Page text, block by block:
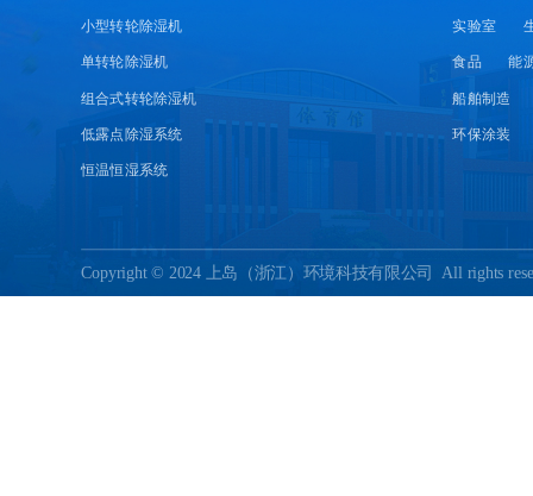
Copyright ©️ 2024 上岛（浙江）环境科技有限公司  All rights
小型转轮除湿机
单转轮除湿机
组合式转轮除湿机
低露点除湿系统
恒温恒湿系统
实验室
食品 能
船舶制造
环保涂装